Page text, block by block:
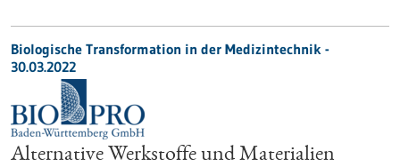
Biologische Transformation in der Medizintechnik -
30.03.2022
Alternative Werkstoffe und Materialien